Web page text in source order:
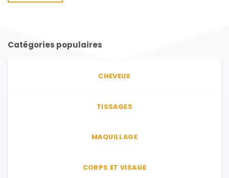
Catégories populaires
CHEVEUX
TISSAGES
MAQUILLAGE
CORPS ET VISAGE